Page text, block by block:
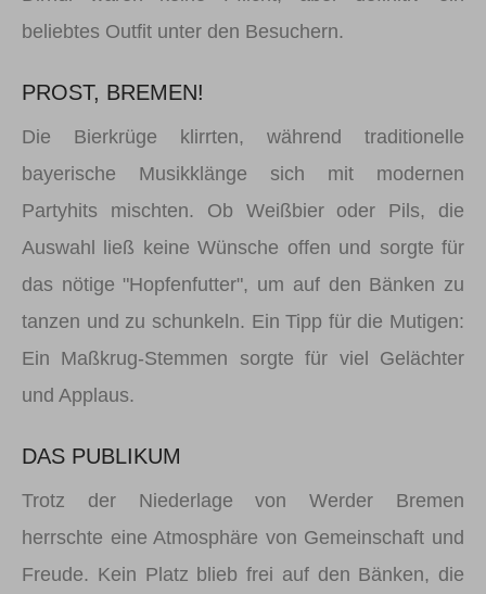
beliebtes Outfit unter den Besuchern.
PROST, BREMEN!
Die Bierkrüge klirrten, während traditionelle
bayerische Musikklänge sich mit modernen
Partyhits mischten. Ob Weißbier oder Pils, die
Auswahl ließ keine Wünsche offen und sorgte für
das nötige "Hopfenfutter", um auf den Bänken zu
tanzen und zu schunkeln. Ein Tipp für die Mutigen:
Ein Maßkrug-Stemmen sorgte für viel Gelächter
und Applaus.
DAS PUBLIKUM
Trotz der Niederlage von Werder Bremen
herrschte eine Atmosphäre von Gemeinschaft und
Freude. Kein Platz blieb frei auf den Bänken, die